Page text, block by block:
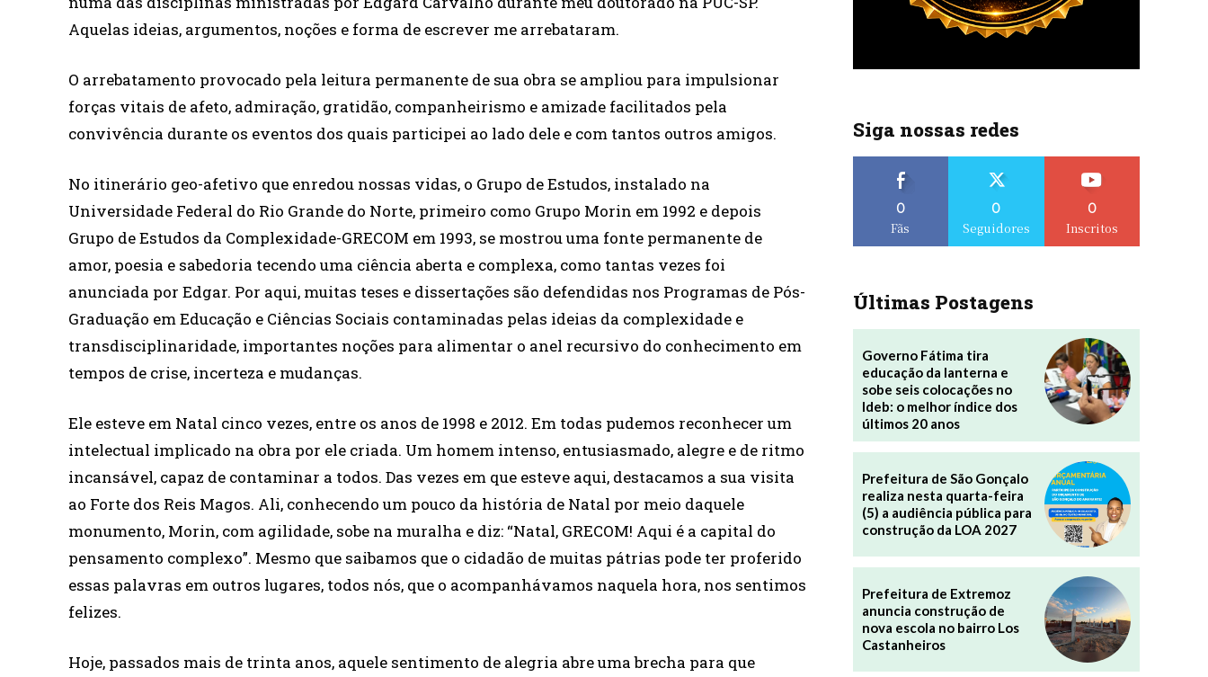
Aquelas ideias, argumentos, noções e forma de escrever me arrebataram.
O arrebatamento provocado pela leitura permanente de sua obra se ampliou para impulsionar
forças vitais de afeto, admiração, gratidão, companheirismo e amizade facilitados pela
convivência durante os eventos dos quais participei ao lado dele e com tantos outros amigos.
No itinerário geo-afetivo que enredou nossas vidas, o Grupo de Estudos, instalado na
Universidade Federal do Rio Grande do Norte, primeiro como Grupo Morin em 1992 e depois
Grupo de Estudos da Complexidade-GRECOM em 1993, se mostrou uma fonte permanente de
amor, poesia e sabedoria tecendo uma ciência aberta e complexa, como tantas vezes foi
anunciada por Edgar. Por aqui, muitas teses e dissertações são defendidas nos Programas de Pós-
Graduação em Educação e Ciências Sociais contaminadas pelas ideias da complexidade e
transdisciplinaridade, importantes noções para alimentar o anel recursivo do conhecimento em
tempos de crise, incerteza e mudanças.
Ele esteve em Natal cinco vezes, entre os anos de 1998 e 2012. Em todas pudemos reconhecer um
intelectual implicado na obra por ele criada. Um homem intenso, entusiasmado, alegre e de ritmo
incansável, capaz de contaminar a todos. Das vezes em que esteve aqui, destacamos a sua visita
ao Forte dos Reis Magos. Ali, conhecendo um pouco da história de Natal por meio daquele
monumento, Morin, com agilidade, sobe na muralha e diz: “Natal, GRECOM! Aqui é a capital do
pensamento complexo”. Mesmo que saibamos que o cidadão de muitas pátrias pode ter proferido
essas palavras em outros lugares, todos nós, que o acompanhávamos naquela hora, nos sentimos
felizes.
Hoje, passados mais de trinta anos, aquele sentimento de alegria abre uma brecha para que
Siga nossas redes
0
Fãs
0
Seguidores
0
Inscritos
Últimas Postagens
Governo Fátima tira
educação da lanterna e
sobe seis colocações no
Ideb: o melhor índice dos
últimos 20 anos
Prefeitura de São Gonçalo
realiza nesta quarta-feira
(5) a audiência pública para
construção da LOA 2027
Prefeitura de Extremoz
anuncia construção de
nova escola no bairro Los
Castanheiros